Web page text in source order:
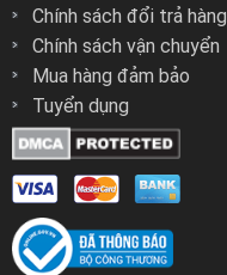
Chính sách đổi trả hàng
Chính sách vận chuyển
Mua hàng đảm bảo
Tuyển dụng